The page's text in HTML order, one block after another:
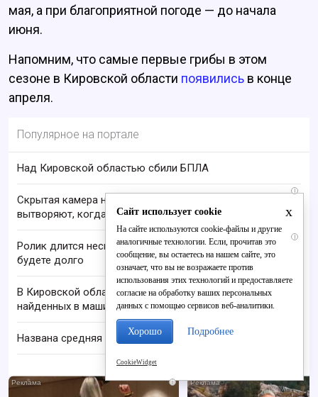
мая, а при благоприятной погоде — до начала
июня.
Напомним, что самые первые грибы в этом
сезоне в Кировской области появились в конце
апреля.
Популярное на портале
Над Кировской областью сбили БПЛА
i
Скрытая камера на пляже Крыма: Что люди
вытворяют, когда их не видят...
i
Ролик длится несколько секунд, а смеяться вы
будете долго
В Кировской области проверяют гибель супругов,
найденных в машине в Вятке
Названа средняя пенсия по старости в России
i
x
Сайт использует cookie
На сайте используются cookie-файлы и другие
аналогичные технологии. Если, прочитав это
сообщение, вы остаетесь на нашем сайте, это
означает, что вы не возражаете против
использования этих технологий и предоставляете
согласие на обработку ваших персональных
данных с помощью сервисов веб-аналитики.
Хорошо Подробнее
CookieWidget